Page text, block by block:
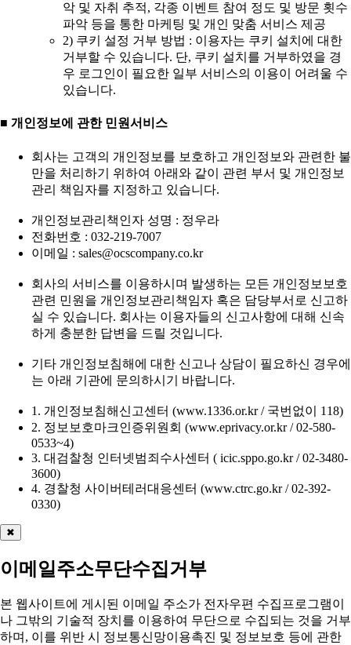
악 및 자취 추적, 각종 이벤트 참여 정도 및 방문 횟수
파악 등을 통한 마케팅 및 개인 맞춤 서비스 제공
2) 쿠키 설정 거부 방법 : 이용자는 쿠키 설치에 대한
거부할 수 있습니다. 단, 쿠키 설치를 거부하였을 경
우 로그인이 필요한 일부 서비스의 이용이 어려울 수
있습니다.
■ 개인정보에 관한 민원서비스
회사는 고객의 개인정보를 보호하고 개인정보와 관련한 불
만을 처리하기 위하여 아래와 같이 관련 부서 및 개인정보
관리 책임자를 지정하고 있습니다.
개인정보관리책인자 성명 : 정우라
전화번호 : 032-219-7007
이메일 : sales@ocscompany.co.kr
회사의 서비스를 이용하시며 발생하는 모든 개인정보보호
관련 민원을 개인정보관리책임자 혹은 담당부서로 신고하
실 수 있습니다. 회사는 이용자들의 신고사항에 대해 신속
하게 충분한 답변을 드릴 것입니다.
기타 개인정보침해에 대한 신고나 상담이 필요하신 경우에
는 아래 기관에 문의하시기 바랍니다.
1. 개인정보침해신고센터 (www.1336.or.kr / 국번없이 118)
2. 정보보호마크인증위원회 (www.eprivacy.or.kr / 02-580-
0533~4)
3. 대검찰청 인터넷범죄수사센터 ( icic.sppo.go.kr / 02-3480-
3600)
4. 경찰청 사이버테러대응센터 (www.ctrc.go.kr / 02-392-
0330)
✖
이메일주소무단수집거부
본 웹사이트에 게시된 이메일 주소가 전자우편 수집프로그램이
나 그밖의 기술적 장치를 이용하여 무단으로 수집되는 것을 거부
하며, 이를 위반 시 정보통신망이용촉진 및 정보보호 등에 관한